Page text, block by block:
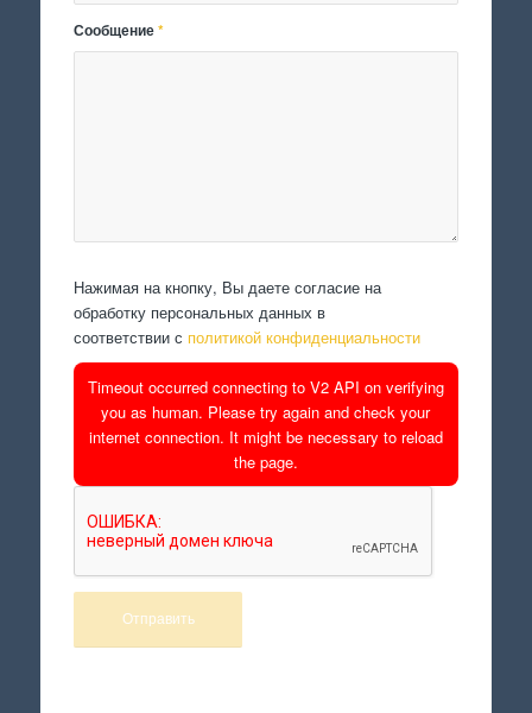
Сообщение*
Нажимая на кнопку, Вы даете согласие на
обработку персональных данных в
соответствии с политикой конфиденциальности
Timeout occurred connecting to V2 API on verifying
you as human. Please try again and check your
internet connection. It might be necessary to reload
the page.